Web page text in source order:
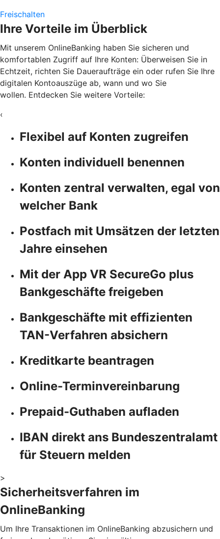
Freischalten
Ihre Vorteile im Überblick
Mit unserem OnlineBanking haben Sie sicheren und
komfortablen Zugriff auf Ihre Konten: Überweisen Sie in
Echtzeit, richten Sie Daueraufträge ein oder rufen Sie Ihre
digitalen Kontoauszüge ab, wann und wo Sie
wollen. Entdecken Sie weitere Vorteile:
‹
Flexibel auf Konten zugreifen
Konten individuell benennen
Konten zentral verwalten, egal von
welcher Bank
Postfach mit Umsätzen der letzten
Jahre einsehen
Mit der App VR SecureGo plus
Bankgeschäfte freigeben
Bankgeschäfte mit effizienten
TAN-Verfahren absichern
Kreditkarte beantragen
Online-Terminvereinbarung
Prepaid-Guthaben aufladen
IBAN direkt ans Bundeszentralamt
für Steuern melden
>
Sicherheitsverfahren im
OnlineBanking
Um Ihre Transaktionen im OnlineBanking abzusichern und